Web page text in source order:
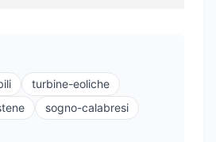
turbine-eoliche
sogno-calabresi